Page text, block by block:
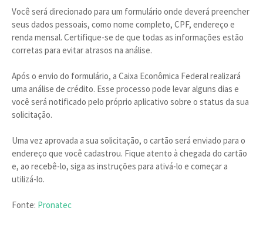
Você será direcionado para um formulário onde deverá preencher
seus dados pessoais, como nome completo, CPF, endereço e
renda mensal. Certifique-se de que todas as informações estão
corretas para evitar atrasos na análise.
Após o envio do formulário, a Caixa Econômica Federal realizará
uma análise de crédito. Esse processo pode levar alguns dias e
você será notificado pelo próprio aplicativo sobre o status da sua
solicitação.
Uma vez aprovada a sua solicitação, o cartão será enviado para o
endereço que você cadastrou. Fique atento à chegada do cartão
e, ao recebê-lo, siga as instruções para ativá-lo e começar a
utilizá-lo.
Fonte: Pronatec